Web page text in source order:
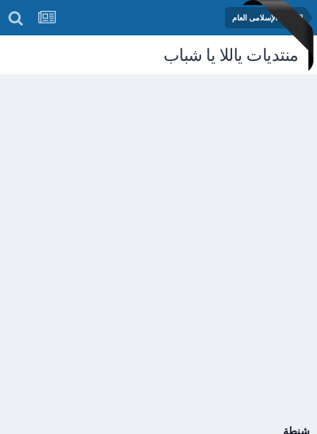
المنتدى الإسلامى العام
منتديات ياللا يا شباب
شنطة